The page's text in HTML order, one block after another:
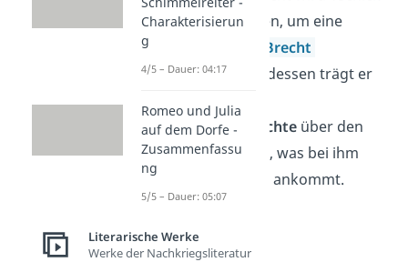
an die Tafel gerufen, um eine
Interpretation zu
Brecht
vorzustellen. Stattdessen trägt er
Verbrechergeschichte über den
Deutschlehrer
vor, was bei ihm
natürlich nicht gut ankommt.
Charakterisierun
g
4/5 – Dauer: 04:17
Romeo und Julia
auf dem Dorfe -
Zusammenfassu
ng
5/5 – Dauer: 05:07
Literarische Werke
Werke der Nachkriegsliteratur